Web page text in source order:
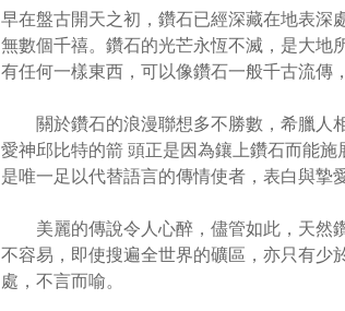
早在盤古開天之初，鑽石已經深藏在地表深
無數個千禧。鑽石的光芒永恆不滅，是大地
有任何一樣東西，可以像鑽石一般千古流傳
關於鑽石的浪漫聯想多不勝數，希臘人相
愛神邱比特的箭 頭正是因為鑲上鑽石而能
是唯一足以代替語言的傳情使者，表白與摯
美麗的傳說令人心醉，儘管如此，天然鑽
不容易，即使搜遍全世界的礦區，亦只有少
處，不言而喻。